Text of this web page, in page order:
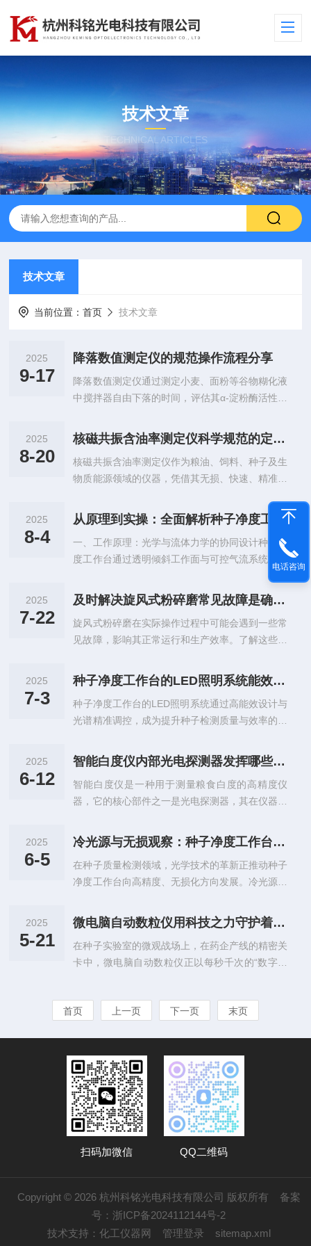
技术文章
TECHNICAL ARTICLES
技术文章
当前位置：首页 技术文章
2025
9-17
降落数值测定仪的规范操作流程分享
降落数值测定仪通过测定小麦、面粉等谷物糊化液
中搅拌器自由下落的时间，评估其α-淀粉酶活性，
活性越低，面粉烘焙性能越好。降落数值测定仪的
测量精度直接影响粮食收购、面粉加工与烘焙工
艺，掌握科学、规范的操作流程，是确保精准、结
果可靠的关键。第一步：环境准备与仪器调平将仪
验台，避免阳光直射与气流干扰。使用附带水平仪
止搅拌棒下落轨迹偏斜，影响计时精度。...
2025
8-20
核磁共振含油率测定仪科学规范的定期维护方法分享
核磁共振含油率测定仪作为粮油、饲料、种子及生
物质能源领域的仪器，凭借其无损、快速、精准的
等样品的含油率测定。核磁共振含油率测定仪核心
原理是利用氢原子核在磁场中的共振信号强度与油
脂含量呈正比关系，实现非破坏性定量分析。为确
保仪器长期稳定运行、数据准确可靠，科学规范的
定期维护与保养至关重要。一、日常清洁：保持样
品仓洁净每次测试后，应用柔软干燥的无尘布擦拭
除样品仓内的粉尘或碎屑，避免污染下一样品...
2025
8-4
从原理到实操：全面解析种子净度工作台
一、工作原理：光学与流体力学的协同设计种子净
度工作台通过透明倾斜工作面与可控气流系统实现
杂质分离。其核心原理包含三重机制：重力分层：
种子与杂质因密度差异在倾斜台面（通常倾斜角5°
-15°）上自然分层，重杂质（如石块）下沉，轻杂
质（如秕壳）上浮；气流辅助：底部风机产生垂直
向上的气流（风速0.5-2m/s），将轻杂质吹离种子
光源提供均匀无影照明，配合透明亚克力台面，使
图像识别系统区分。二、结...
2025
7-22
及时解决旋风式粉碎磨常见故障是确保其稳定性的关键
旋风式粉碎磨在实际操作过程中可能会遇到一些常
见故障，影响其正常运行和生产效率。了解这些故
除问题，确保设备的稳定性和可靠性。本文将详细
介绍几种常见的旋风式粉碎磨故障及其解决方案。
一、启动困难或无法启动现象描述：按下启动按钮
后，设备无反应或启动后立即停止。可能原因及解
损，插座是否有电，并确认电压是否符合设备要
保供电稳定。2、电机过载保护器跳闸：过载保
护...
2025
7-3
种子净度工作台的LED照明系统能效与光谱优化
种子净度工作台的LED照明系统通过高能效设计与
光谱精准调控，成为提升种子检测质量与效率的核
源，功率通常控制在15-20W范围内，较传统光源
节能50%以上，同时光效提升3倍，显著降低长期
运行成本。LED光源寿命长达3万小时以上，减少
频繁更换灯管的维护需求，进一步降低综合使用成
术：白光投射光源（色温5000K）提供均匀柔和的
眩目透射光源通过滤除背景反光...
2025
6-12
智能白度仪内部光电探测器发挥哪些作用？
智能白度仪是一种用于测量粮食白度的高精度仪
器，它的核心部件之一是光电探测器，其在仪器的
过将光信号转换为电信号，实现了对粮食白度的精
确测量。光电探测器的主要功能是将接收到的光信
号转换为电信号。在白度仪中，光源发出的光线照
射到粮食样品上，部分光线被反射。这些反射光被
灵敏度和响应速度直接影响测量的准确性和效率。
从而提高测量的精度。同时，光电探测器还具备...
2025
6-5
冷光源与无损观察：种子净度工作台的光学技术革新
在种子质量检测领域，光学技术的革新正推动种子
净度工作台向高精度、无损化方向发展。冷光源与
力。传统光源因发热量大，易对种子、幼苗等样本
造成热损伤，影响检测结果的准确性。而新一代种
子净度工作台采用高亮度低耗能的冷光源（如LED
白光或偏振光），发光柔和且均匀，有效避免了热
SX型工作台，其超薄型导光板式冷光源可滤除背
景干扰，配合透射照明功能，可清晰观察种子表面
2025
5-21
微电脑自动数粒仪用科技之力守护着从农业育种的品质底线
在种子实验室的微观战场上，在药企产线的精密关
卡中，微电脑自动数粒仪正以每秒千次的“数字瞳
的“微观裁判”，用科技之力守护着从农业育种到医
CD与多光谱LED光源，构建毫米级景深的立体成
像系统。当种子、药片或微球试剂通过透明计数通
道时，仪器可同步捕捉颗粒的轮廓、颜色与透光
率，通过机器学习算法识别粘连、破损等异...
首页 上一页 下一页 末页
扫码加微信 QQ二维码
Copyright © 2026 杭州科铭光电科技有限公司 版权所有 备案
号：浙ICP备2024112144号-2
技术支持： 化工仪器网 管理登录 sitemap.xml
电话咨询